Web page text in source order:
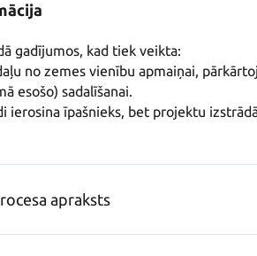
gadījumos, kad tiek veikta:
no zemes vienību apmaiņai,
esošo) sadalīšanai.
ierosina īpašnieks, bet projektu
apraksts